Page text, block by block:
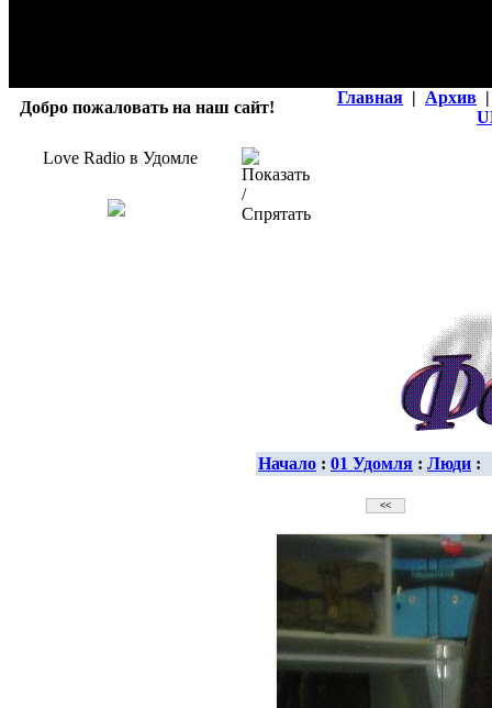
Добро пожаловать на наш сайт!
Главная | Архив |
Love Radio в Удомле
Начало : 01 Удомля : Люди :